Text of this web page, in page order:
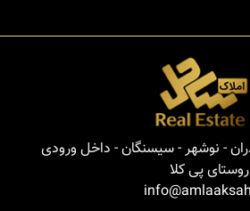
- نوشهر - سیسنگان - داخل ورودی
روستای پی کلا